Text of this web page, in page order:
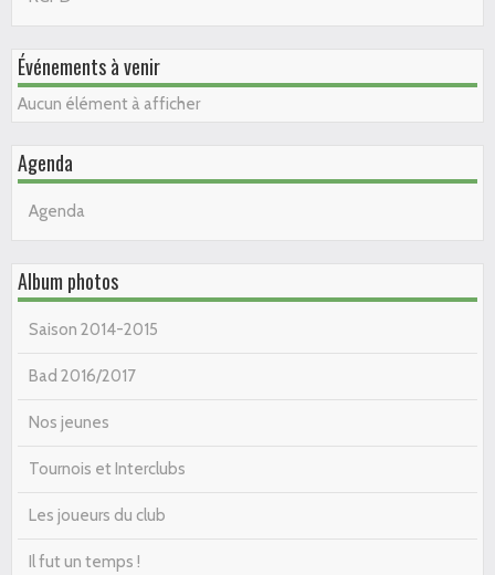
Événements à venir
Aucun élément à afficher
Agenda
Agenda
Album photos
Saison 2014-2015
Bad 2016/2017
Nos jeunes
Tournois et Interclubs
Les joueurs du club
Il fut un temps !